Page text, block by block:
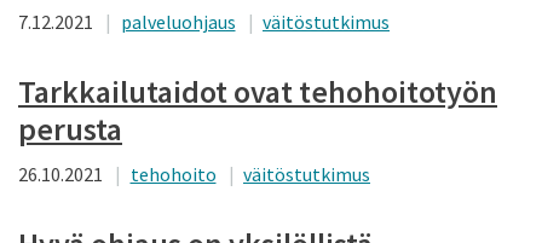
7.12.2021 palveluohjaus väitöstutkimus
Tarkkailutaidot ovat tehohoitotyön
perusta
26.10.2021 tehohoito väitöstutkimus